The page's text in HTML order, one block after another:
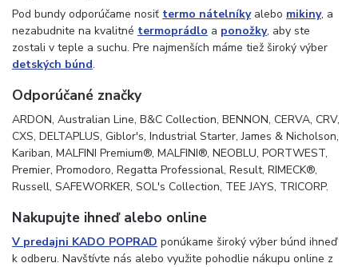
Pod bundy odporúčame nosiť termo nátelníkyalebo mikiny, a
nezabudnite na kvalitné termoprádlo a ponožky, aby ste
zostali v teple a suchu. Pre najmenších máme tiež široký výber
detských búnd.
Odporúčané značky
ARDON, Australian Line, B&C Collection, BENNON, CERVA, CRV,
CXS, DELTAPLUS, Giblor's, Industrial Starter, James & Nicholson,
Kariban, MALFINI Premium®, MALFINI®, NEOBLU, PORTWEST,
Premier, Promodoro, Regatta Professional, Result, RIMECK®,
Russell, SAFEWORKER, SOL's Collection, TEE JAYS, TRICORP.
Nakupujte ihneď alebo online
V predajni KADO POPRAD ponúkame široký výber búnd ihneď
k odberu. Navštívte nás alebo využite pohodlie nákupu online z